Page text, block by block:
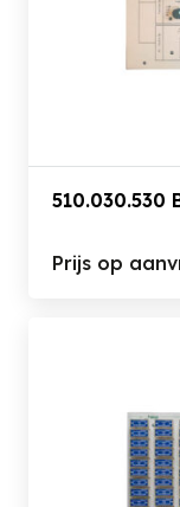
510.030.530
Prijs op